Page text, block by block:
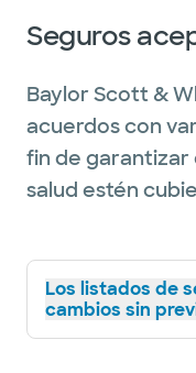
Seguros
Baylor Scott &
acuerdos con
fin de garantizar
salud estén
Los listados de
cambios sin